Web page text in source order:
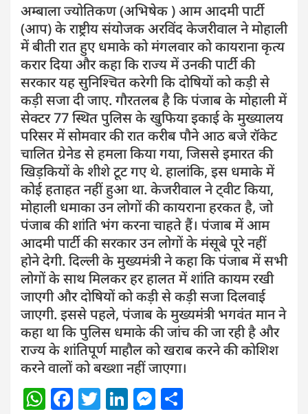
अम्बाला ज्योतिकण (अभिषेक ) आम आदमी पार्टी
(आप) के राष्ट्रीय संयोजक अरविंद केजरीवाल ने मोहाली
में बीती रात हुए धमाके को मंगलवार को कायराना कृत्य
करार दिया और कहा कि राज्य में उनकी पार्टी की
सरकार यह सुनिश्चित करेगी कि दोषियों को कड़ी से
कड़ी सजा दी जाए. गौरतलब है कि पंजाब के मोहाली में
सेक्टर 77 स्थित पुलिस के खुफिया इकाई के मुख्यालय
परिसर में सोमवार की रात करीब पौने आठ बजे रॉकेट
चालित ग्रेनेड से हमला किया गया, जिससे इमारत की
खिड़कियों के शीशे टूट गए थे. हालांकि, इस धमाके में
कोई हताहत नहीं हुआ था. केजरीवाल ने ट्वीट किया,
मोहाली धमाका उन लोगों की कायराना हरकत है, जो
पंजाब की शांति भंग करना चाहते हैं। पंजाब में आम
आदमी पार्टी की सरकार उन लोगों के मंसूबे पूरे नहीं
होने देगी. दिल्ली के मुख्यमंत्री ने कहा कि पंजाब में सभी
लोगों के साथ मिलकर हर हालत में शांति कायम रखी
जाएगी और दोषियों को कड़ी से कड़ी सजा दिलवाई
जाएगी. इससे पहले, पंजाब के मुख्यमंत्री भगवंत मान ने
कहा था कि पुलिस धमाके की जांच की जा रही है और
राज्य के शांतिपूर्ण माहौल को खराब करने की कोशिश
करने वालों को बख्शा नहीं जाएगा।
W F T Li M